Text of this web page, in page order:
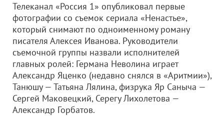
Телеканал «Россия 1» опубликовал первые
фотографии со съемок сериала «Ненастье»,
который снимают по одноименному роману
писателя Алексея Иванова. Руководители
съемочной группы назвали исполнителей
главных ролей: Германа Неволина играет
Александр Яценко (недавно снялся в «Аритмии»),
Танюшу — Татьяна Лялина, физрука Яр Саныча —
Сергей Маковецкий, Серегу Лихолетова —
Александр Горбатов.